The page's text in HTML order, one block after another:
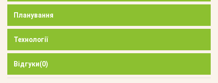
Планування
Технології
Відгуки(0)